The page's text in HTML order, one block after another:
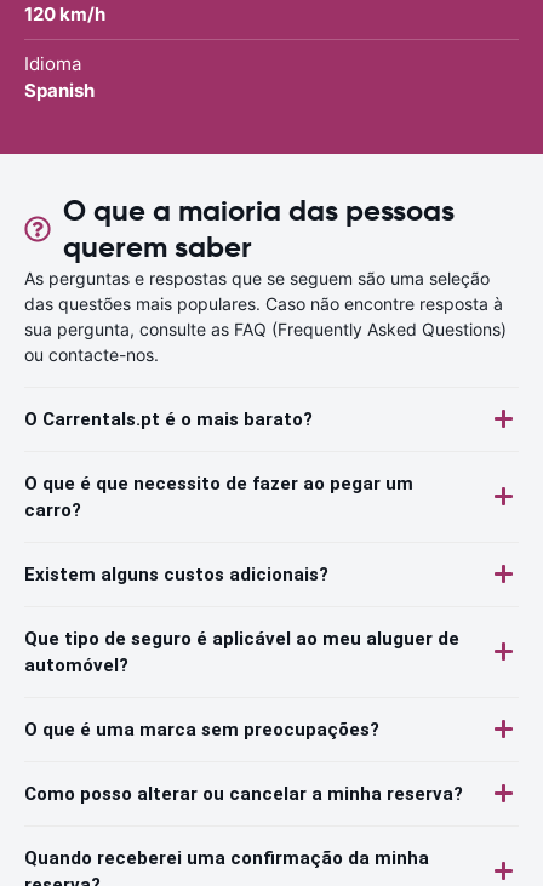
120 km/h
Idioma
Spanish
O que a maioria das pessoas
querem saber
As perguntas e respostas que se seguem são uma seleção
das questões mais populares. Caso não encontre resposta à
sua pergunta, consulte as FAQ (Frequently Asked Questions)
ou contacte-nos.
O Carrentals.pt é o mais barato?
O que é que necessito de fazer ao pegar um
carro?
Existem alguns custos adicionais?
Que tipo de seguro é aplicável ao meu aluguer de
automóvel?
O que é uma marca sem preocupações?
Como posso alterar ou cancelar a minha reserva?
Quando receberei uma confirmação da minha